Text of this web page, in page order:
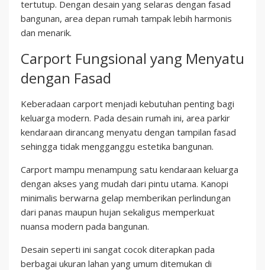
tertutup. Dengan desain yang selaras dengan fasad
bangunan, area depan rumah tampak lebih harmonis
dan menarik.
Carport Fungsional yang Menyatu
dengan Fasad
Keberadaan carport menjadi kebutuhan penting bagi
keluarga modern. Pada desain rumah ini, area parkir
kendaraan dirancang menyatu dengan tampilan fasad
sehingga tidak mengganggu estetika bangunan.
Carport mampu menampung satu kendaraan keluarga
dengan akses yang mudah dari pintu utama. Kanopi
minimalis berwarna gelap memberikan perlindungan
dari panas maupun hujan sekaligus memperkuat
nuansa modern pada bangunan.
Desain seperti ini sangat cocok diterapkan pada
berbagai ukuran lahan yang umum ditemukan di